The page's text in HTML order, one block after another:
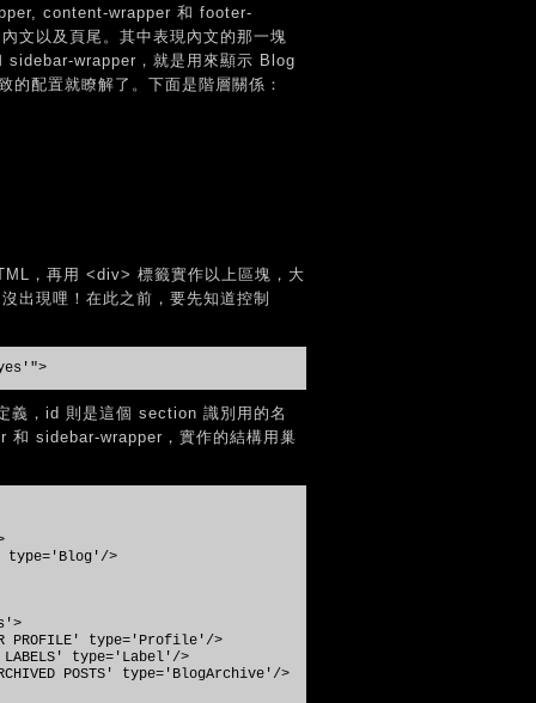
content-wrapper 和 footer-
文以及頁尾。其中表現內文的那一塊
wrapper，就是用來顯示 Blog
配置就瞭解了。下面是階層關係：
，再用 <div> 標籤實作以上區塊，大
出現哩！在此之前，要先知道控制
義，id 則是這個 section 識別用的名
和 sidebar-wrapper，實作的結構用巢
>
type='Profile'/>
type='Label'/>
POSTS' type='BlogArchive'/>